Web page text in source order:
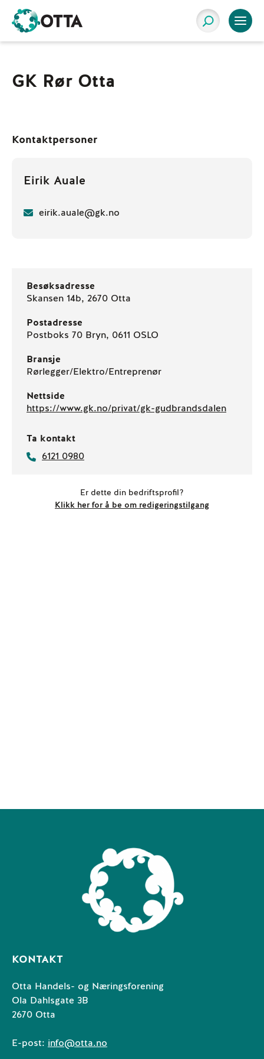
GK Rør Otta
Kontaktpersoner
Eirik Auale
eirik.auale@gk.no
Besøksadresse
Skansen 14b, 2670 Otta
Postadresse
Postboks 70 Bryn, 0611 OSLO
Bransje
Rørlegger/Elektro/Entreprenør
Nettside
https://www.gk.no/privat/gk-gudbrandsdalen
Ta kontakt
6121 0980
Er dette din bedriftsprofil?
Klikk her for å be om redigeringstilgang
KONTAKT
Otta Handels- og Næringsforening
Ola Dahlsgate 3B
2670 Otta
E-post: info@otta.no